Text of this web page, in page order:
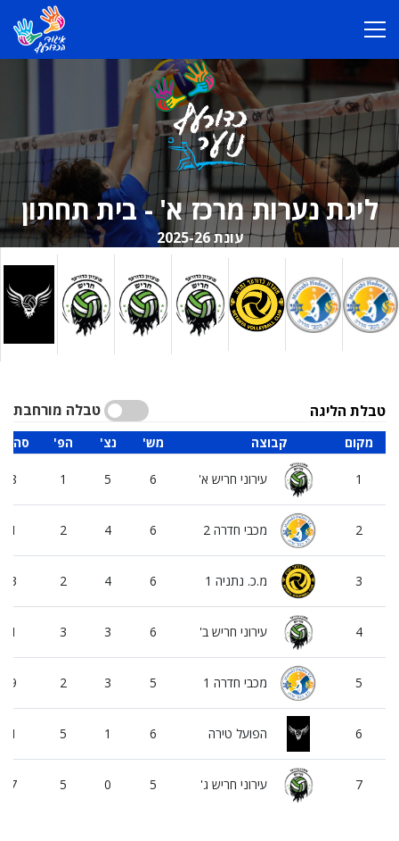
ליגת נערות מרכז א' - בית תחתון
עונת 2025-26
טבלה מורחבת טבלת הליגה
'הפ 'נצ 'מש קבוצה מקום
1 5 6 עירוני חריש א' 1
2 4 6 מכבי חדרה 2 2
2 4 6 מ.כ. נתניה 1 3
3 3 6 עירוני חריש ב' 4
2 3 5 מכבי חדרה 1 5
5 1 6 הפועל טירה 6
5 0 5 עירוני חריש ג' 7